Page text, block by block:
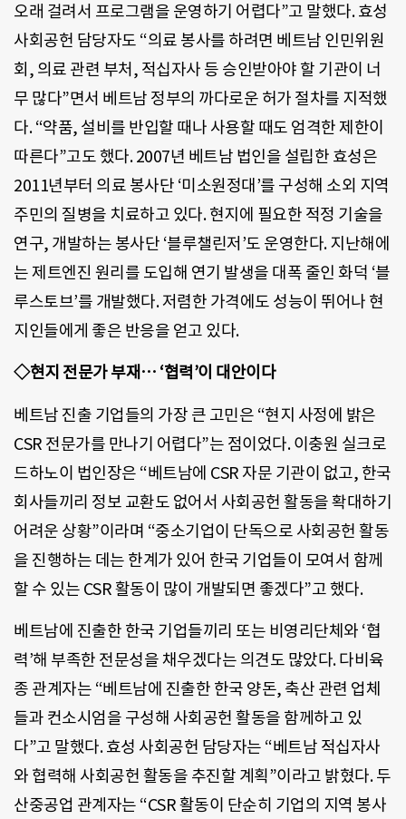
오래 걸려서 프로그램을 운영하기 어렵다”고 말했다. 효성
사회공헌 담당자도 “의료 봉사를 하려면 베트남 인민위원
회, 의료 관련 부처, 적십자사 등 승인받아야 할 기관이 너
무 많다”면서 베트남 정부의 까다로운 허가 절차를 지적했
다. “약품, 설비를 반입할 때나 사용할 때도 엄격한 제한이
따른다”고도 했다. 2007년 베트남 법인을 설립한 효성은
2011년부터 의료 봉사단 ‘미소원정대’를 구성해 소외 지역
주민의 질병을 치료하고 있다. 현지에 필요한 적정 기술을
연구, 개발하는 봉사단 ‘블루챌린저’도 운영한다. 지난해에
는 제트엔진 원리를 도입해 연기 발생을 대폭 줄인 화덕 ‘블
루스토브’를 개발했다. 저렴한 가격에도 성능이 뛰어나 현
지인들에게 좋은 반응을 얻고 있다.
◇현지 전문가 부재… ‘협력’이 대안이다
베트남 진출 기업들의 가장 큰 고민은 “현지 사정에 밝은
CSR 전문가를 만나기 어렵다”는 점이었다. 이충원 실크로
드하노이 법인장은 “베트남에 CSR 자문 기관이 없고, 한국
회사들끼리 정보 교환도 없어서 사회공헌 활동을 확대하기
어려운 상황”이라며 “중소기업이 단독으로 사회공헌 활동
을 진행하는 데는 한계가 있어 한국 기업들이 모여서 함께
할 수 있는 CSR 활동이 많이 개발되면 좋겠다”고 했다.
베트남에 진출한 한국 기업들끼리 또는 비영리단체와 ‘협
력’해 부족한 전문성을 채우겠다는 의견도 많았다. 다비육
종 관계자는 “베트남에 진출한 한국 양돈, 축산 관련 업체
들과 컨소시엄을 구성해 사회공헌 활동을 함께하고 있
다”고 말했다. 효성 사회공헌 담당자는 “베트남 적십자사
와 협력해 사회공헌 활동을 추진할 계획”이라고 밝혔다. 두
산중공업 관계자는 “CSR 활동이 단순히 기업의 지역 봉사